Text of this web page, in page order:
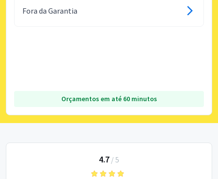
Fora da Garantia
Orçamentos em até 60 minutos
4.7 / 5